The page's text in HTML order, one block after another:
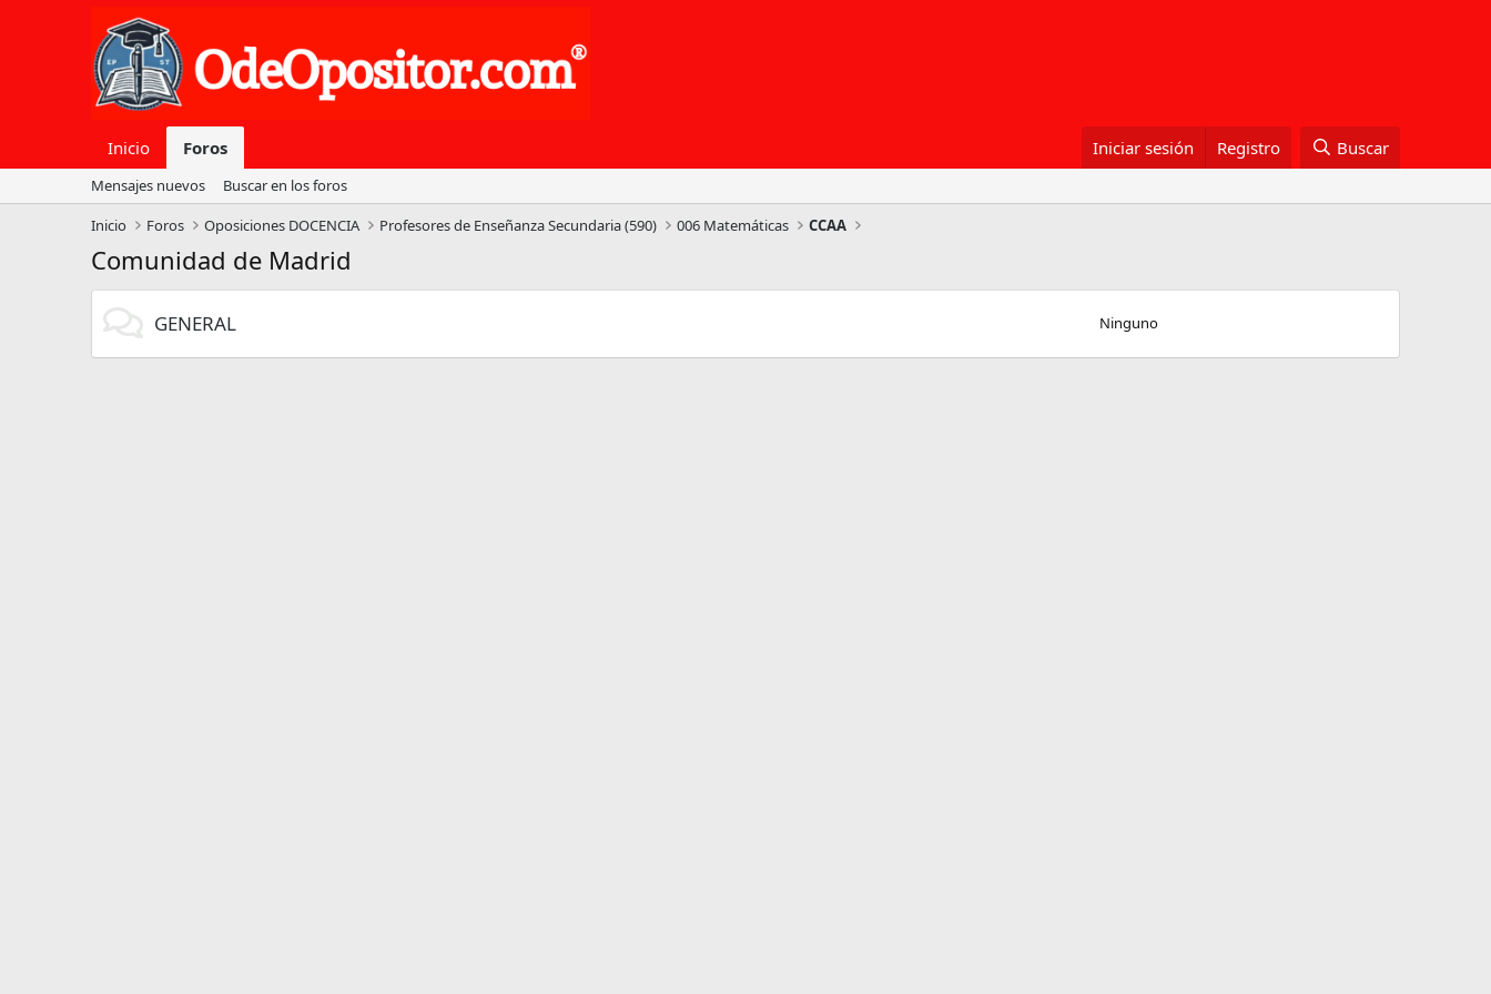
Inicio Foros Iniciar sesión Registro Buscar
Mensajes nuevos
Buscar en los foros
Inicio
Foros Oposiciones DOCENCIA Profesores de Enseñanza Secundaria (590) 006 Matemáticas CCAA
Comunidad de Madrid
GENERAL Ninguno